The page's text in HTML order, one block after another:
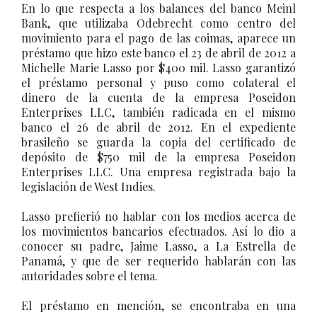
En lo que respecta a los balances del banco Meinl
Bank, que utilizaba Odebrecht como centro del
movimiento para el pago de las coimas, aparece un
préstamo que hizo este banco el 23 de abril de 2012 a
Michelle Marie Lasso por $400 mil. Lasso garantizó
el préstamo personal y puso como colateral el
dinero de la cuenta de la empresa Poseidon
Enterprises LLC, también radicada en el mismo
banco el 26 de abril de 2012. En el expediente
brasileño se guarda la copia del certificado de
depósito de $750 mil de la empresa Poseidon
Enterprises LLC. Una empresa registrada bajo la
legislación de West Indies.
Lasso prefierió no hablar con los medios acerca de
los movimientos bancarios efectuados. Así lo dio a
conocer su padre, Jaime Lasso, a La Estrella de
Panamá, y que de ser requerido hablarán con las
autoridades sobre el tema.
El préstamo en mención, se encontraba en una